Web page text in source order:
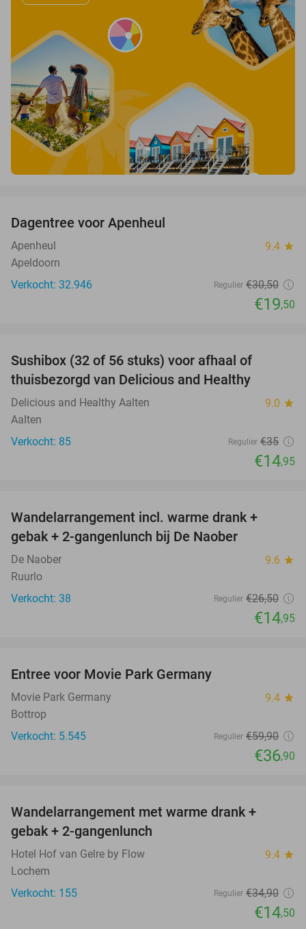
Dagentree voor Apenheul
Apenheul 9.4 star
Apeldoorn
Verkocht: 32.946
Regulier €30,50
€19,50
Sushibox (32 of 56 stuks) voor afhaal of
thuisbezorgd van Delicious and Healthy
Delicious and Healthy Aalten 9.0 star
Aalten
Verkocht: 85
Regulier €35
€14,95
Wandelarrangement incl. warme drank +
gebak + 2-gangenlunch bij De Naober
De Naober 9.6 star
Ruurlo
Verkocht: 38
Regulier €26,50
€14,95
Entree voor Movie Park Germany
Movie Park Germany 9.4 star
Bottrop
Verkocht: 5.545
Regulier €59,90
€36,90
Wandelarrangement met warme drank +
gebak + 2-gangenlunch
Hotel Hof van Gelre by Flow 9.4 star
Lochem
Verkocht: 155
Regulier €34,90
€14,50